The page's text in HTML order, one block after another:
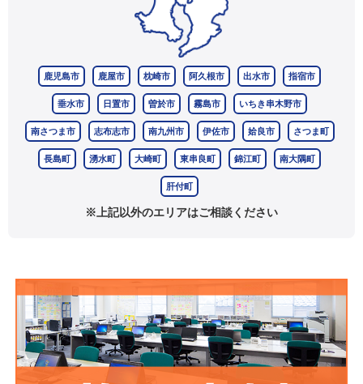
鹿児島市 鹿屋市 枕崎市 阿久根市 出水市 指宿市
垂水市 日置市 曽於市 霧島市 いちき串木野市
南さつま市 志布志市 南九州市 伊佐市 姶良市 さつま町
長島町 湧水町 大崎町 東串良町 錦江町 南大隅町
肝付町
※上記以外のエリアはご相談ください